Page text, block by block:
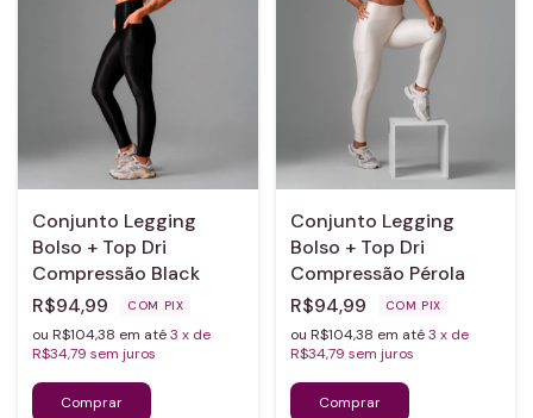
Conjunto Legging
Bolso + Top Dri
Compressão Black
R$94,99
COM PIX
ou R$104,38 em até3 x de
R$34,79 sem juros
Conjunto Legging
Bolso + Top Dri
Compressão Pérola
R$94,99
COM PIX
ou R$104,38 em até3 x de
R$34,79 sem juros